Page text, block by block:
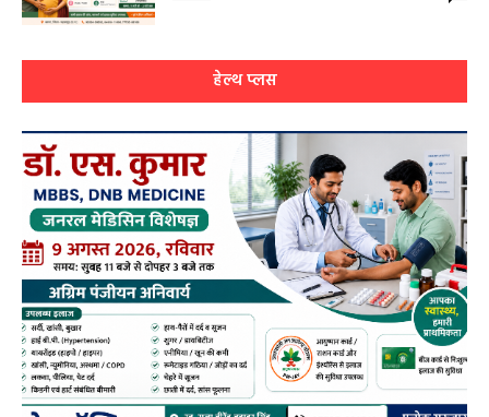
हेल्थ प्लस